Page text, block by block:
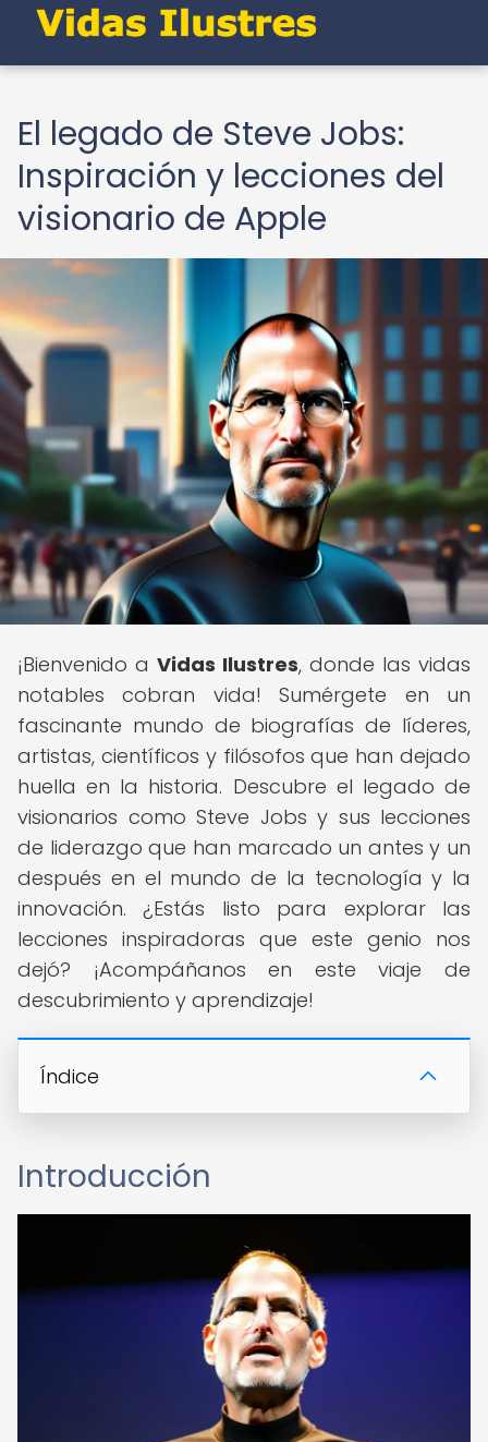
El legado de Steve Jobs:
Inspiración y lecciones del
visionario de Apple
¡Bienvenido a Vidas Ilustres, donde las vidas
notables cobran vida! Sumérgete en un
fascinante mundo de biografías de líderes,
artistas, científicos y filósofos que han dejado
huella en la historia. Descubre el legado de
visionarios como Steve Jobs y sus lecciones
de liderazgo que han marcado un antes y un
después en el mundo de la tecnología y la
innovación. ¿Estás listo para explorar las
lecciones inspiradoras que este genio nos
dejó? ¡Acompáñanos en este viaje de
descubrimiento y aprendizaje!
Índice
Introducción